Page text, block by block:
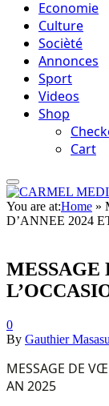
Economie
Culture
Socièté
Annonces
Sport
Videos
Shop
Cart
You are at:Home »
D’ANNEE 2024
MESSAGE
0
By Gauthier Masasu
MESSAGE DE
AN 2025